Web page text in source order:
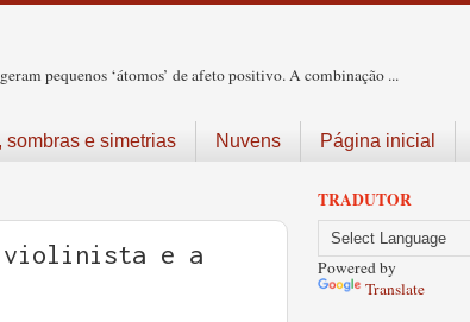
pequenos ‘átomos’ de afeto positivo. A combinação ...
sombras e simetrias Nuvens Página inicial
violinista e a
TRADUTOR
Powered by
Translate